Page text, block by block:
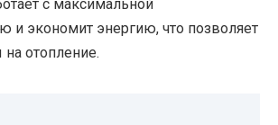
с максимальной
и экономит энергию, что позволяет
на отопление.